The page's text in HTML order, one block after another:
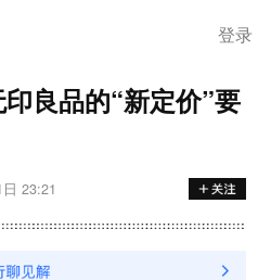
登录
良品的“新定价”要
23:21